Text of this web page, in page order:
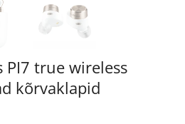
PI7 true wireless
kõrvaklapid